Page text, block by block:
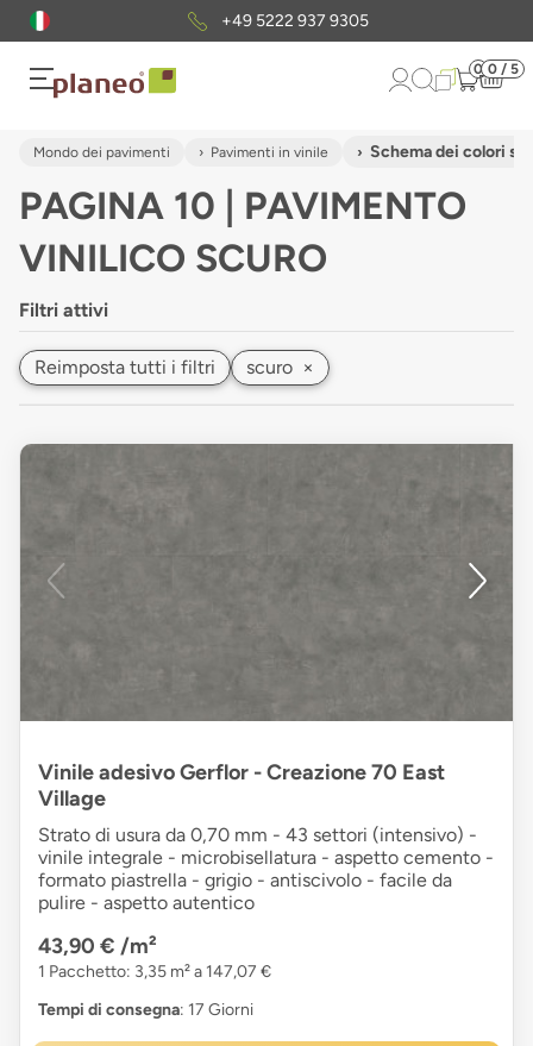
Pacchetto di campionigratuiti
0 0 / 5
Mondo dei pavimenti Pavimenti in vinile Schema dei colori
PAGINA 10 | PAVIMENTO
VINILICO SCURO
Filtri attivi
Reimposta tutti i filtri scuro ×
Vinile adesivo Gerflor - Creazione 70 East
Village
Strato di usura da 0,70 mm - 43 settori (intensivo) -
vinile integrale - microbisellatura - aspetto cemento -
formato piastrella - grigio - antiscivolo - facile da
pulire - aspetto autentico
43,90 € /m²
1 Pacchetto: 3,35 m² a 147,07 €
Tempi di consegna: 17 Giorni